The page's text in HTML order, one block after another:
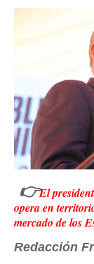
👉El
opera en
mercado de los
Redacción